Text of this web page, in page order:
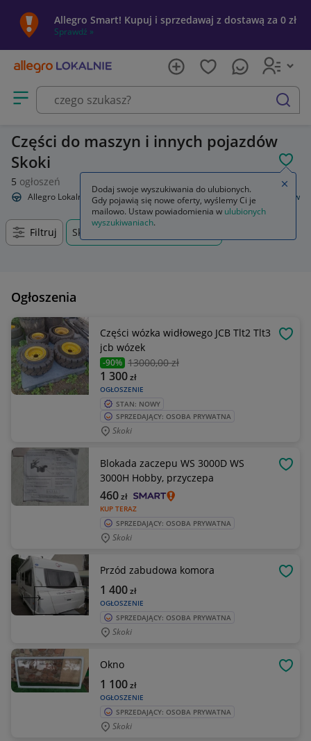
Allegro Smart! Kupuj i sprzedawaj z dostawą za 0 zł
Sprawdź »
Otwórz menu z kategoriami
szukaj
Części do maszyn i innych pojazdów
Skoki
5 ogłoszeń
Allegro Lokalnie Motoryzacja Części do maszyn i innych pojazdów
Filtruj Skoki, Wielkopolskie, +0 km
Ogłoszenia
Części wózka widłowego JCB Tlt2 Tlt3
jcb wózek
-90% 13000,00 zł
OGŁOSZENIE
1 300zł
STAN: NOWY
SPRZEDAJĄCY: OSOBA PRYWATNA
Skoki
Blokada zaczepu WS 3000D WS
3000H Hobby, przyczepa
KUP TERAZ
460zł
SPRZEDAJĄCY: OSOBA PRYWATNA
Skoki
Przód zabudowa komora
OGŁOSZENIE
1 400zł
SPRZEDAJĄCY: OSOBA PRYWATNA
Skoki
Okno
OGŁOSZENIE
1 100zł
SPRZEDAJĄCY: OSOBA PRYWATNA
Skoki
Dodaj swoje wyszukiwania do ulubionych.
Gdy pojawią się nowe oferty, wyślemy Ci je
mailowo. Ustaw powiadomienia w ulubionych
wyszukiwaniach.